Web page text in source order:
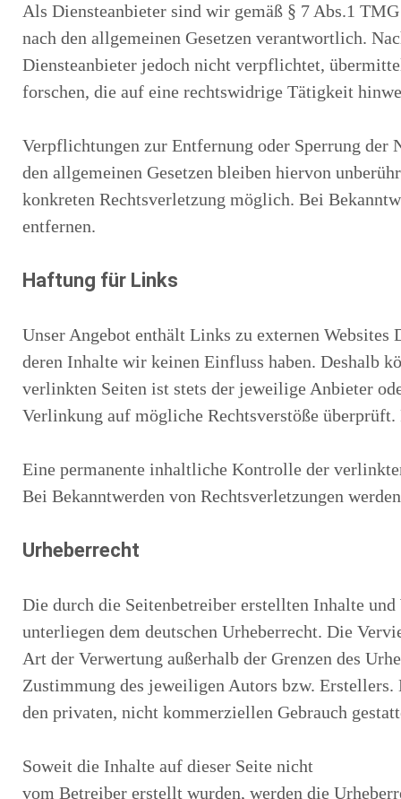
Als Diensteanbieter sind wir gemäß § 7 Abs.1
nach den allgemeinen Gesetzen verantwortlich.
Diensteanbieter jedoch nicht verpflichtet,
forschen, die auf eine rechtswidrige Tätigkeit
Verpflichtungen zur Entfernung oder Sperrung der
den allgemeinen Gesetzen bleiben hiervon
konkreten Rechtsverletzung möglich. Bei
entfernen.
Haftung für Links
Unser Angebot enthält Links zu externen Websites
deren Inhalte wir keinen Einfluss haben. Deshalb
verlinkten Seiten ist stets der jeweilige Anbieter
Verlinkung auf mögliche Rechtsverstöße
Eine permanente inhaltliche Kontrolle der
Bei Bekanntwerden von Rechtsverletzungen
Urheberrecht
Die durch die Seitenbetreiber erstellten Inhalte und
unterliegen dem deutschen Urheberrecht. Die
Art der Verwertung außerhalb der Grenzen des
Zustimmung des jeweiligen Autors bzw.
den privaten, nicht kommerziellen Gebrauch
Soweit die Inhalte auf dieser Seite nicht
vom Betreiber erstellt wurden, werden die